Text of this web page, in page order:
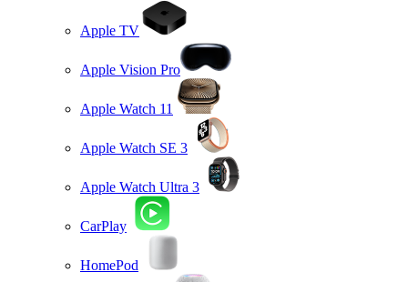
Apple TV
Apple Vision Pro
Apple Watch 11
Apple Watch SE 3
Apple Watch Ultra 3
CarPlay
HomePod